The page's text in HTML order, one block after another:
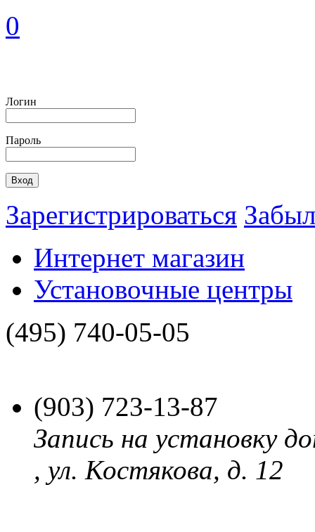
0
Логин
Пароль
Зарегистрироваться
Интернет магазин
Установочные центры
(495) 740-05-05
(903) 723-13-87
Запись на установку
, ул. Костякова, д. 12